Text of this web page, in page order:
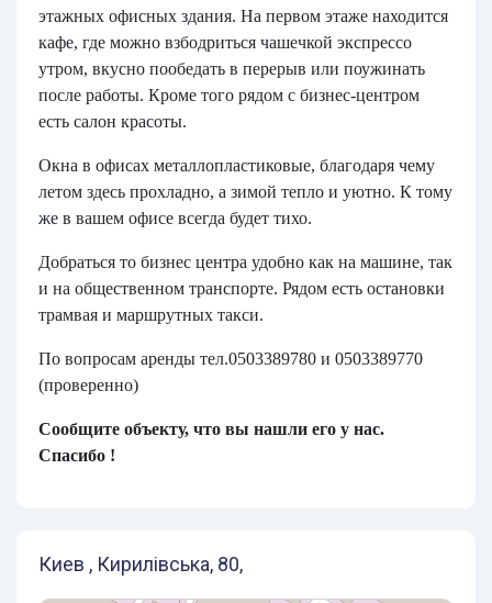
этажных офисных здания. На первом этаже находится
кафе, где можно взбодриться чашечкой экспрессо
утром, вкусно пообедать в перерыв или поужинать
после работы. Кроме того рядом с бизнес-центром
есть салон красоты.
Окна в офисах металлопластиковые, благодаря чему
летом здесь прохладно, а зимой тепло и уютно. К тому
же в вашем офисе всегда будет тихо.
Добраться то бизнес центра удобно как на машине, так
и на общественном транспорте. Рядом есть остановки
трамвая и маршрутных такси.
По вопросам аренды тел.0503389780 и 0503389770
(проверенно)
Сообщите объекту, что вы нашли его у нас.
Спасибо !
Киев , Кирилівська, 80,